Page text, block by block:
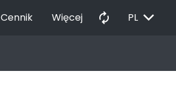
Cennik Więcej autorenew PL EXPAND_MORE